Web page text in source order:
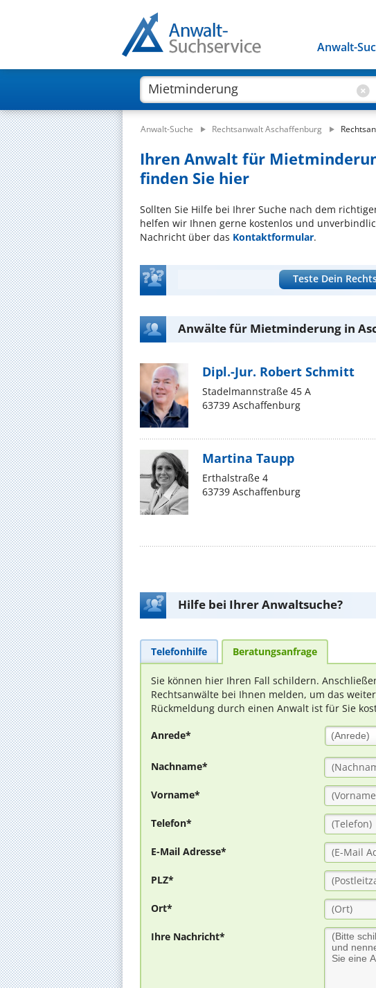
Anwalt-
Anwalt-Suche Rechtsanwalt Aschaffenburg
Ihren Anwalt für
finden Sie hier
Sollten Sie Hilfe bei Ihrer Suche nach dem
helfen wir Ihnen gerne kostenlos und
Nachricht über das Kontaktformular.
Teste Dein
Anwälte für Mietminderung in
Dipl.-Jur. Robert Schmitt
Stadelmannstraße 45 A
63739 Aschaffenburg
Martina Taupp
Erthalstraße 4
63739 Aschaffenburg
Hilfe bei Ihrer Anwaltsuche?
Telefonhilfe Beratungsanfrage
Sie können hier Ihren Fall schildern.
Rechtsanwälte bei Ihnen melden, um das
Rückmeldung durch einen Anwalt ist für Sie
Anrede* (Anrede)
Nachname*
Vorname*
Telefon*
E-Mail Adresse*
PLZ*
Ort*
Ihre Nachricht*